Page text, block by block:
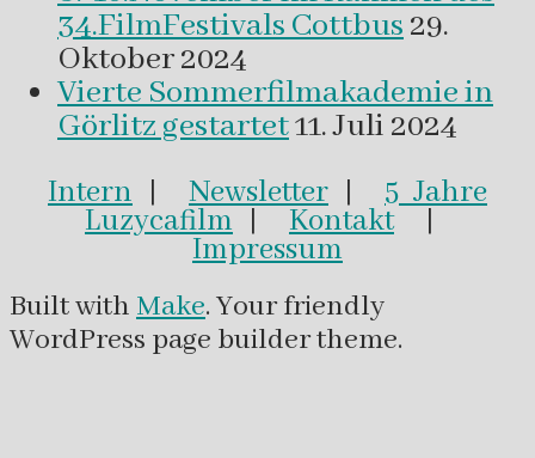
34.FilmFestivals Cottbus29.
Oktober 2024
Vierte Sommerfilmakademie in
Görlitz gestartet11. Juli 2024
Intern | Newsletter | 5 Jahre
Luzycafilm | Kontakt|
Impressum
Built withMake. Your friendly
WordPress page builder theme.